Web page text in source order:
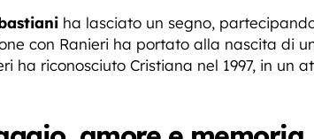
ha lasciato un segno,
con Ranieri ha portato alla nascita di
ha riconosciuto Cristiana nel 1997, in un